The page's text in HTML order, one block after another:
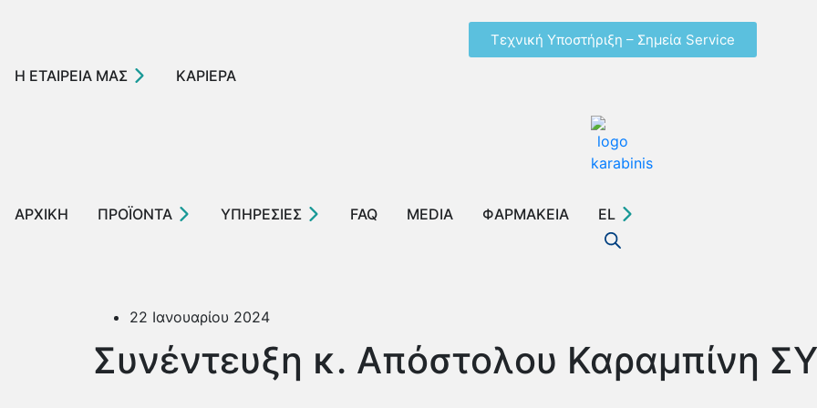
Τεχνική Υποστήριξη – Σημεία Service
Η ΕΤΑΙΡΕΙΑ ΜΑΣ ΚΑΡΙΕΡΑ
ΑΡΧΙΚΗ ΠΡΟΪΟΝΤΑ ΥΠΗΡΕΣΙΕΣ FAQ MEDIA ΦΑΡΜΑΚΕΙΑ EL
22 Ιανουαρίου 2024
Συνέντευξη κ. Απόστολου Καραμπίνη